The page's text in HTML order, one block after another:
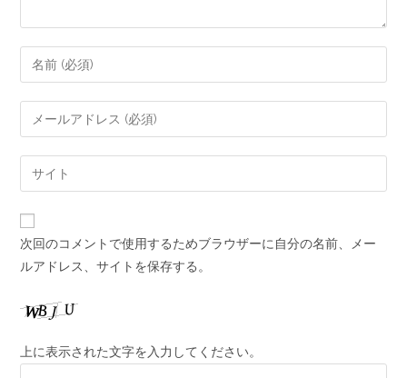
次回のコメントで使用するためブラウザーに自分の名前、メー
ルアドレス、サイトを保存する。
上に表示された文字を入力してください。